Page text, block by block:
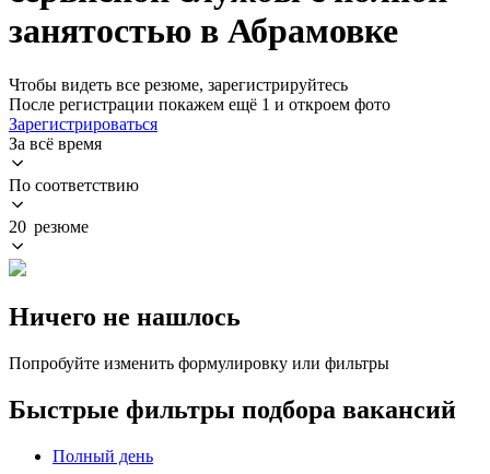
занятостью в Абрамовке
Чтобы видеть все резюме, зарегистрируйтесь
После регистрации покажем ещё 1 и откроем фото
Зарегистрироваться
За всё время
По соответствию
20 резюме
Ничего не нашлось
Попробуйте изменить формулировку или фильтры
Быстрые фильтры подбора вакансий
Полный день